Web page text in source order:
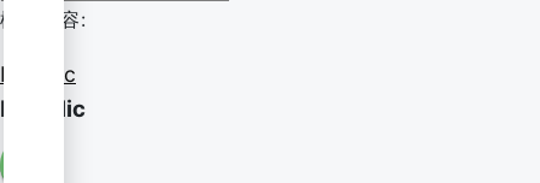
検索内容:
bicyclic
bicyclic